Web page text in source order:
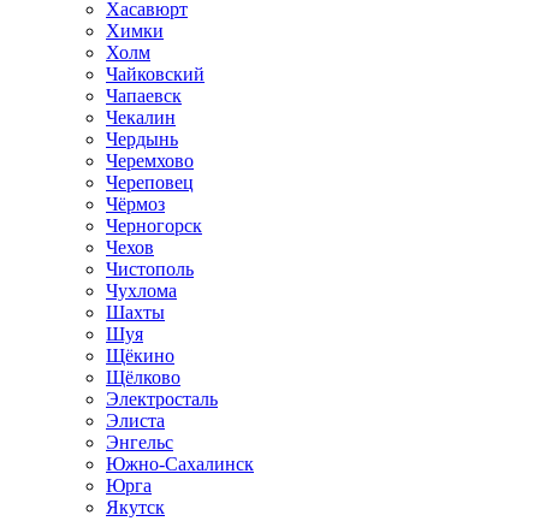
Хасавюрт
Химки
Холм
Чайковский
Чапаевск
Чекалин
Чердынь
Черемхово
Череповец
Чёрмоз
Черногорск
Чехов
Чистополь
Чухлома
Шахты
Шуя
Щёкино
Щёлково
Электросталь
Элиста
Энгельс
Южно-Сахалинск
Юрга
Якутск